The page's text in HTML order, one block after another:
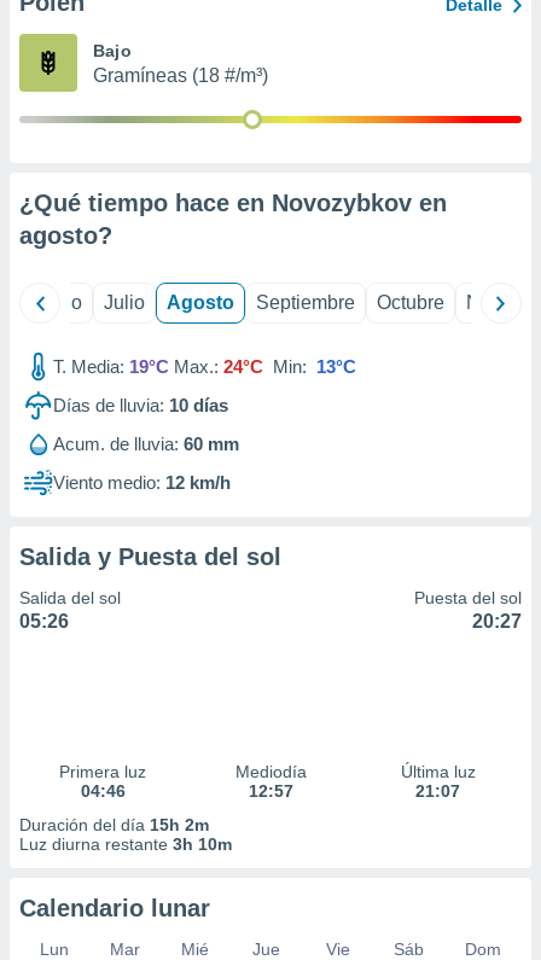
publicidad
1199
Detalle
Bajo
Gramíneas (18 #/m³)
¿Qué tiempo hace en Novozybkov en
agosto?
Junio Julio Agosto Septiembre Octubre
T. Media: 19°C Max.: 24°C Min: 13°C
Días de lluvia: 10 días
Acum. de lluvia: 60 mm
Viento medio: 12 km/h
Salida y Puesta del sol
Salida del sol
05:26
Puesta del sol
20:27
Primera luz
04:46
Mediodía
12:57
Última luz
21:07
Duración del día 15h 2m
Luz diurna restante 3h 10m
Calendario lunar
Lun Mar Mié Jue Vie Sáb
Dom